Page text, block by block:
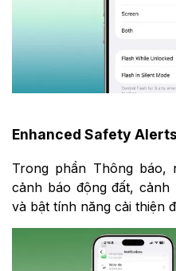
Enhanced Safety Alerts
Trong phần Thông báo,
cảnh báo động đất,
và bật tính năng cải thiện